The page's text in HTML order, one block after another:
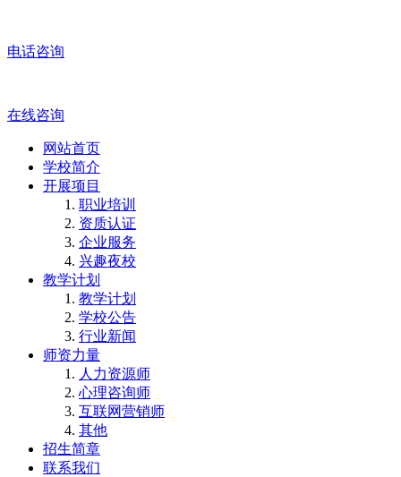
电话咨询
在线咨询
网站首页
学校简介
开展项目
职业培训
资质认证
企业服务
兴趣夜校
教学计划
教学计划
学校公告
行业新闻
师资力量
人力资源师
心理咨询师
互联网营销师
其他
招生简章
联系我们